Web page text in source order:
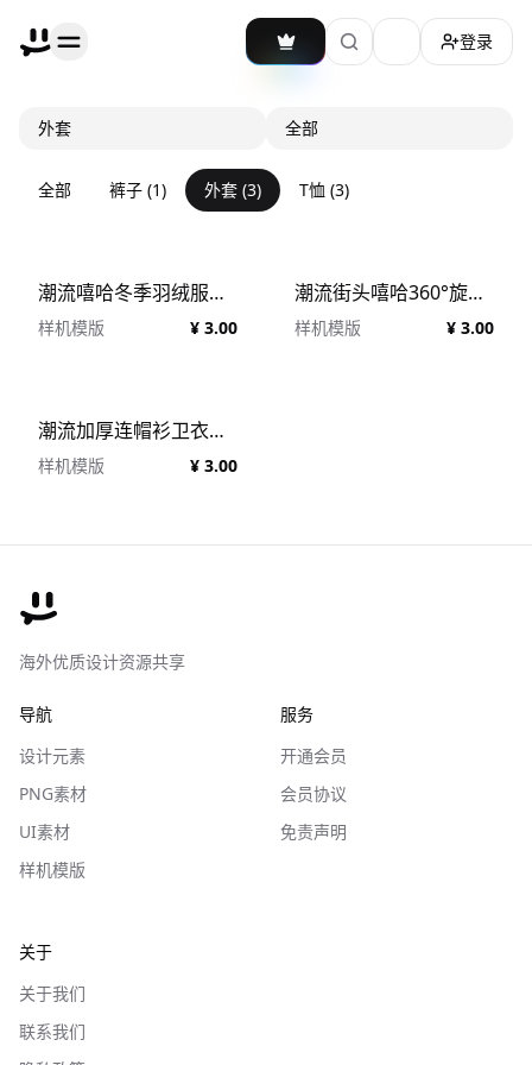
加载主题切换
登录
外套 全部
全部 裤子 (1) 外套 (3) T恤 (3)
潮流嘻哈冬季羽绒服棉服服装设计展示效果图PS智能贴图样机模板 Puffer Jacket Mockups
样机模版 ¥ 3.00
潮流街头嘻哈360°旋转超大款套头连帽衫卫衣上衣图案设计PS展示贴图样机模板 360° Oversized Modelled Hoodie by Studio Innate
样机模版 ¥ 3.00
潮流加厚连帽衫卫衣运动衫服饰设计展示样机模板 Ultra Heavy Hoodie Mockup
样机模版 ¥ 3.00
海外优质设计资源共享
导航
设计元素
PNG素材
UI素材
样机模版
服务
开通会员
会员协议
免责声明
关于
关于我们
联系我们